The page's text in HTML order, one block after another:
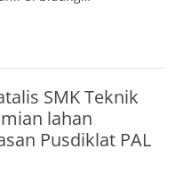
SMK Teknik
lahan
Pusdiklat PAL